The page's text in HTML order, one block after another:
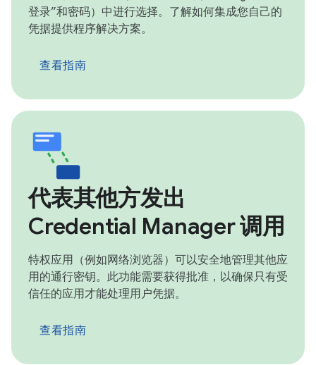
登录”和密码）中进行选择。了解如何集成您自己的
凭据提供程序解决方案。
查看指南
代表其他方发出
Credential Manager 调用
特权应用（例如网络浏览器）可以安全地管理其他应
用的通行密钥。此功能需要获得批准，以确保只有受
信任的应用才能处理用户凭据。
查看指南